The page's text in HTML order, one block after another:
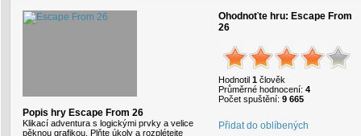
Popis hry Escape From 26
Klikací adventura s logickými prvky a velice
pěknou grafikou. Plňte úkoly a rozplétejte
Ohodnoťte hru: Escape From
26
Hodnotil 1 člověk
Průměrné hodnocení: 4
Počet spuštění: 9 665
Přidat do oblíbených